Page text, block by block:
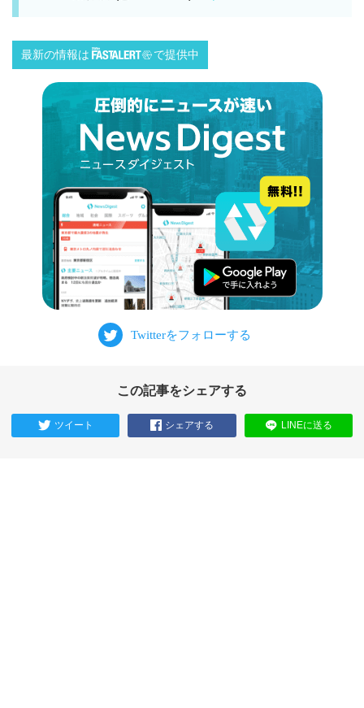
最新の情報は で提供中
この記事をシェアする
ツイート シェアする LINEに送る